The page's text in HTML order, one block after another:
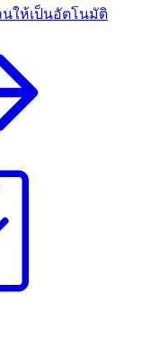
ให้เป็นอัตโนมัติ